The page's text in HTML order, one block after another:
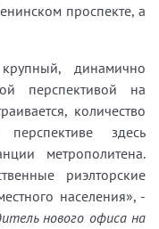
проспекте, а
динамично
перспективой на
количество
здесь
метрополитена.
риэлторские
населения», -
нового офиса на